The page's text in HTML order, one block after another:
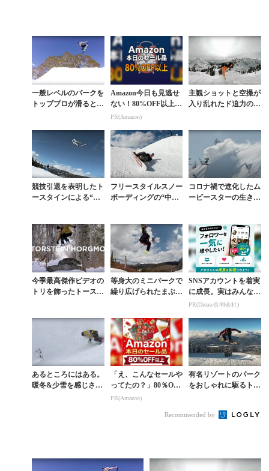
一般レベルのパークを
トッププロが滑るとこ
Amazon今日も見逃せ
ない！80%OFF以上が
続々登場
PR(Amazon)
主観ショットと空撮が
入り乱れたド迫力の最
競技引退を表明したト
ースタインによる“魅
フリースタイルスノー
ボーディングの“中毒
コロナ禍で進化したム
ービースターの生き
編
今季最高傑作ビデオの
トリを飾ったトースタ
等身大のミニパークで
繰り広げられたまぶし
SNSアカウントを着実
に成長。実はみんなコ
コ使ってます。
PR(Dreaw合同会社)
あるところにはある。
暖冬&少雪を感じさせ
「え、こんなセールや
ってたの？」80％OFF
以上が続々登場！Am
PR(Amazon)
有名リゾートのパーク
をおしゃれに駆るトー
Recommended by